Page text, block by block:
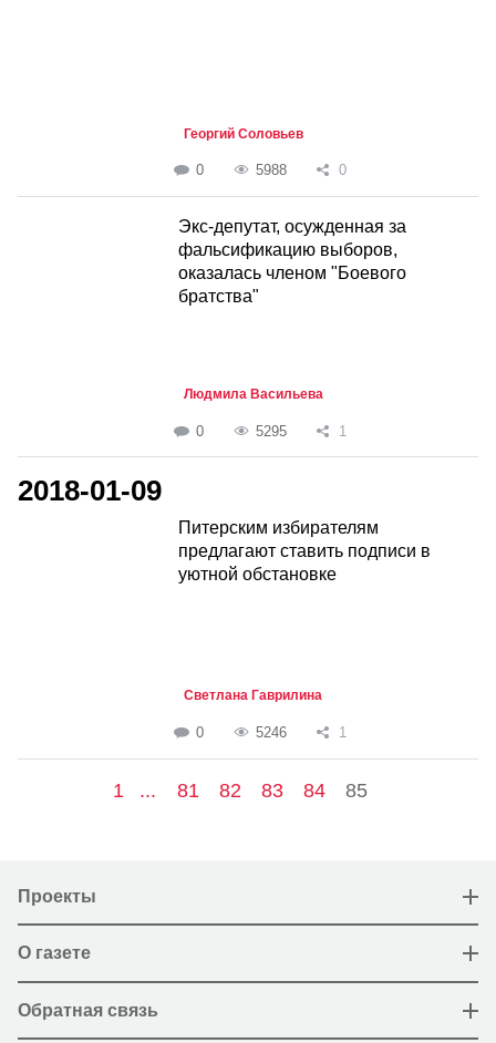
Георгий Соловьев
0 5988 0
Экс-депутат, осужденная за
фальсификацию выборов,
оказалась членом "Боевого
братства"
Людмила Васильева
0 5295 1
2018-01-09
Питерским избирателям
предлагают ставить подписи в
уютной обстановке
Светлана Гаврилина
0 5246 1
1 ... 81 82 83 84 85
Проекты
О газете
Обратная связь